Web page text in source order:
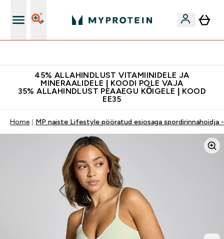
45% ALLAHINDLUST VITAMIINIDELE JA
MINERAALIDELE | KOODI POLE VAJA
35% ALLAHINDLUST PEAAEGU KÕIGELE | KOOD
EE35
Home MP naiste Lifestyle pööratud esiosaga spordirinnahoidja